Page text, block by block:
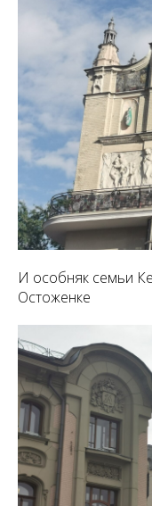
И особняк семьи
Остоженке